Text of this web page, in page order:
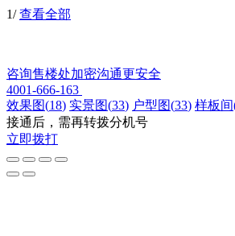
1/ 查看全部
咨询售楼处加密沟通更安全
4001-666-163
效果图(18) 实景图(33) 户型图(33) 样板间
接通后，需再转拨分机号
立即拨打